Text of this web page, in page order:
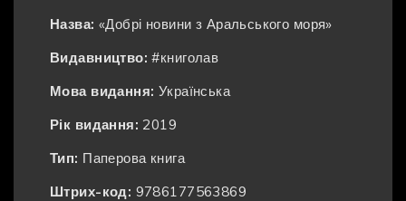
Назва: «Добрі новини з Аральського моря»
Видавництво: #книголав
Мова видання: Українська
Рік видання: 2019
Тип: Паперова книга
Штрих-код: 9786177563869